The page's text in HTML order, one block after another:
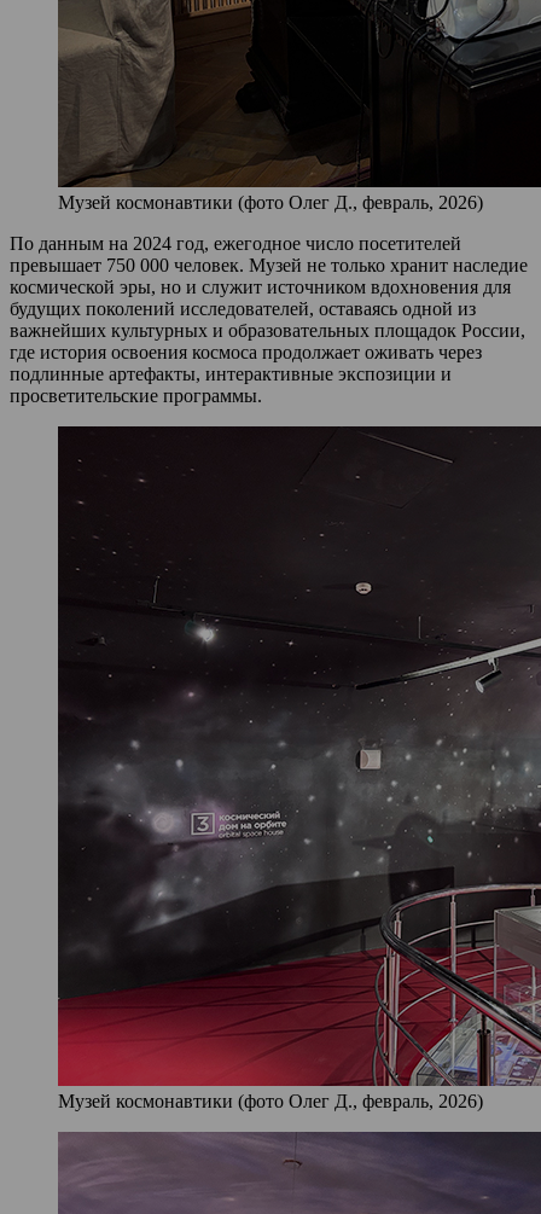
Музей космонавтики (фото Олег Д., февраль, 2026)
По данным на 2024 год, ежегодное число посетителей
превышает 750 000 человек. Музей не только хранит наследие
космической эры, но и служит источником вдохновения для
будущих поколений исследователей, оставаясь одной из
важнейших культурных и образовательных площадок России,
где история освоения космоса продолжает оживать через
подлинные артефакты, интерактивные экспозиции и
просветительские программы.
Музей космонавтики (фото Олег Д., февраль, 2026)